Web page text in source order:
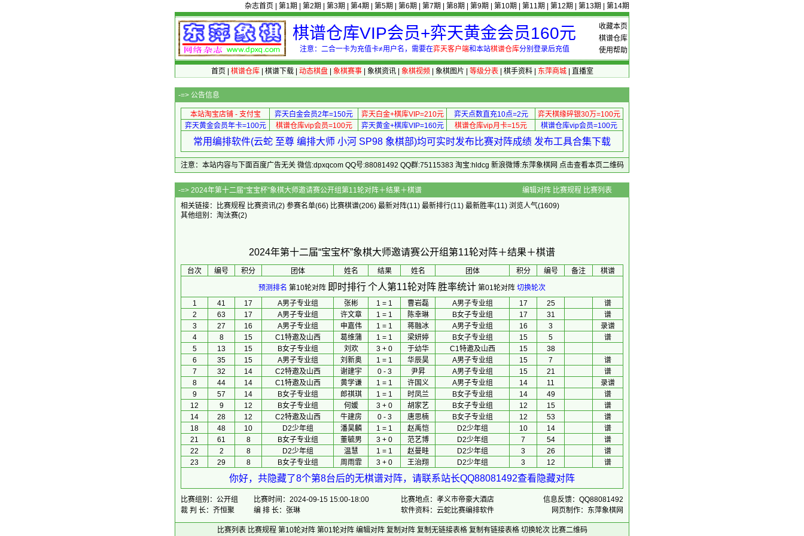
杂志首页 第1期 第2期 第3期 第4期 第5期 第6期 第7期 第8期 第9期 第10期 第11期 第12期 第13期 第14期
收藏本页
棋谱仓库
使用帮助
棋谱仓库VIP会员+弈天黄金会员160元
注意：二合一卡为充值卡≠用户名，需要在弈天客户端和本站棋谱仓库分别登录后充值
首页 棋谱仓库| 棋谱下载| 动态棋盘| 象棋赛事| 象棋资讯| 象棋视频 象棋图片 等级分表| 棋手资料| 东萍商城| 直播室
-=> 公告信息
本站淘宝店铺 - 支付宝 弈天白金会员2年=150元 弈天白金+棋库VIP=210元 弈天点数直充10点=2元
弈天棋缘碎银30万=100元
弈天黄金会员年卡=100元
棋谱仓库vip会员=100元 弈天黄金+棋库VIP=160元 棋谱仓库vip月卡=15元 棋谱仓库vip会员=100元
常用编排软件(云蛇 至尊 编排大师 小河 SP98 象棋部)均可实时发布比赛对阵成绩 发布工具合集下载
注意：本站内容与下面百度广告无关 微信:dpxqcom QQ号:88081492 QQ群:75115383 淘宝:hldcg 新浪微博:东萍象棋网 点击查看本页二维码
-=> 2024年第十二届“宝宝杯”象棋大师邀请赛公开组第11轮对阵＋结果＋棋谱 编辑对阵 比赛规程 比赛列表
相关链接：
比赛规程 比赛资讯(2) 参赛名单(66) 比赛棋谱(206) 最新对阵(11) 最新排行(11) 最新胜率(11) 浏览人气(1609)
其他组别： 淘汰赛(2)
2024年第十二届“宝宝杯”象棋大师邀请赛公开组第11轮对阵＋结果＋棋谱
台次 编号 积分 团体 姓名 结果 姓名 团体 积分 编号 备注
棋谱
预测排名 第10轮对阵 即时排行个人第11轮对阵 胜率统计 第01轮对阵 切换轮次
1
41 17 A男子专业组 张彬 1 = 1 曹岩磊 A男子专业组 17 25
谱
2
63 17 A男子专业组 许文章 1 = 1 陈幸琳 B女子专业组 17 31
谱
3
27 16 A男子专业组 申嘉伟 1 = 1 蒋融冰 A男子专业组 16 3
录谱
4
8 15 C1特邀及山西 葛维蒲 1 = 1 梁妍婷 B女子专业组 15 5
谱
5
13 15 B女子专业组 刘欢 3 + 0 于幼华 C1特邀及山西 15
38
6
35 15 A男子专业组 刘新奥 1 = 1 华辰昊 A男子专业组 15 7
谱
7
32 14 C2特邀及山西 谢建宇 0 - 3 尹昇 A男子专业组 15 21
谱
8
44 14 C1特邀及山西 黄学谦 1 = 1 许国义 A男子专业组 14 11
录谱
9
57 14 B女子专业组 郎祺琪 1 = 1 时凤兰 B女子专业组 14 49
谱
12
9 12 B女子专业组 何媛 3 + 0 胡家艺 B女子专业组 12 15
谱
14
28 12 C2特邀及山西 牛建房 0 - 3 唐思楠 B女子专业组 12 53
谱
18
48 10 D2少年组 潘昊麟 1 = 1 赵禹恺 D2少年组 10 14
谱
21
61 8 B女子专业组 董毓男 3 + 0 范艺博 D2少年组 7 54
谱
22
2 8 D2少年组 温慧 1 = 1 赵曼畦 D2少年组 3 26
谱
23
29 8 B女子专业组 周雨霏 3 + 0 王治翔 D2少年组 3 12 谱
你好，共隐藏了8个第8台后的无棋谱对阵，请联系站长QQ88081492查看隐藏对阵
比赛组别：公开组 比赛时间：2024-09-15 15:00-18:00 比赛地点：孝义市帝豪大酒店
信息反馈：QQ88081492
裁 判 长：齐恒聚
编 排 长：张琳 软件资料：云蛇比赛编排软件 网页制作：东萍象棋网
比赛列表 比赛规程 第10轮对阵 第01轮对阵 编辑对阵 复制对阵 复制无链接表格 复制有链接表格 切换轮次 比赛二维码